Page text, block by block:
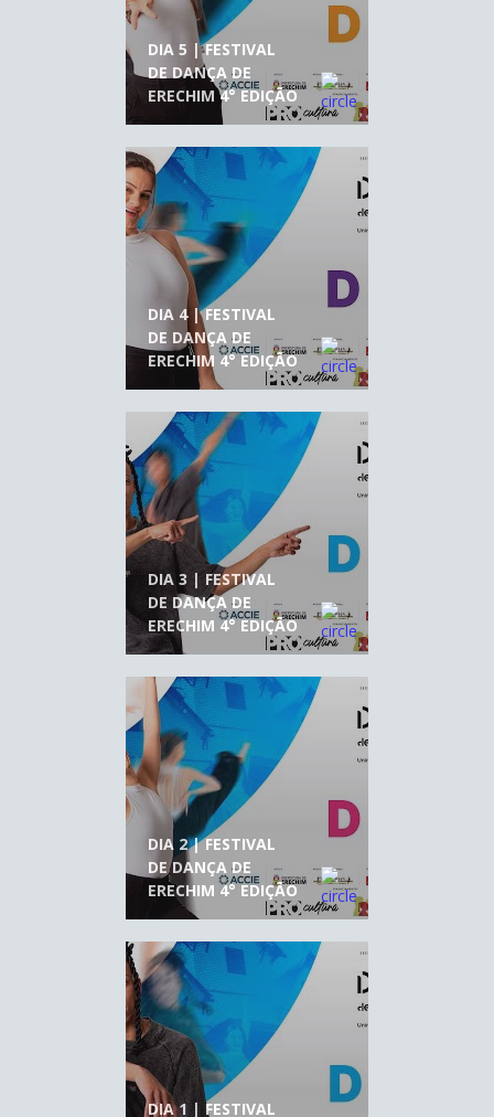
DIA 5 | FESTIVAL
DE DANÇA DE
ERECHIM 4° EDIÇÃO
DIA 4 | FESTIVAL
DE DANÇA DE
ERECHIM 4° EDIÇÃO
DIA 3 | FESTIVAL
DE DANÇA DE
ERECHIM 4° EDIÇÃO
DIA 2 | FESTIVAL
DE DANÇA DE
ERECHIM 4° EDIÇÃO
DIA 1 | FESTIVAL